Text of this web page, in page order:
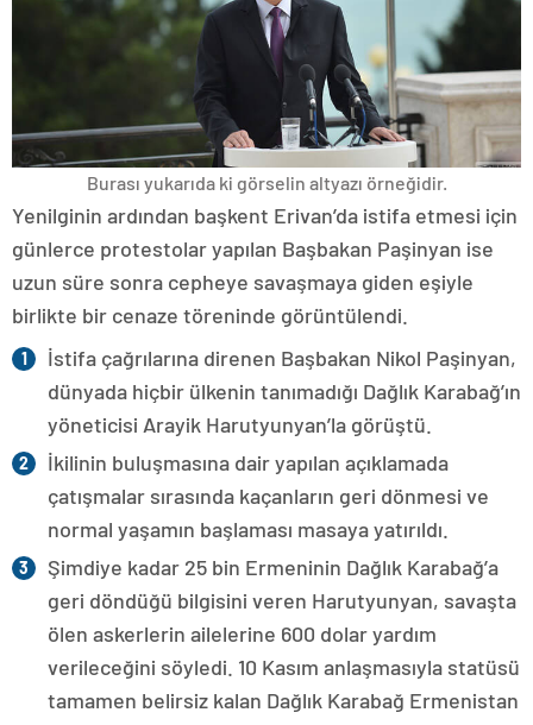
Burası yukarıda ki görselin altyazı örneğidir.
Yenilginin ardından başkent Erivan’da istifa etmesi için
günlerce protestolar yapılan Başbakan Paşinyan ise
uzun süre sonra cepheye savaşmaya giden eşiyle
birlikte bir cenaze töreninde görüntülendi.
İstifa çağrılarına direnen Başbakan Nikol Paşinyan,
dünyada hiçbir ülkenin tanımadığı Dağlık Karabağ’ın
yöneticisi Arayik Harutyunyan’la görüştü.
İkilinin buluşmasına dair yapılan açıklamada
çatışmalar sırasında kaçanların geri dönmesi ve
normal yaşamın başlaması masaya yatırıldı.
Şimdiye kadar 25 bin Ermeninin Dağlık Karabağ’a
geri döndüğü bilgisini veren Harutyunyan, savaşta
ölen askerlerin ailelerine 600 dolar yardım
verileceğini söyledi. 10 Kasım anlaşmasıyla statüsü
tamamen belirsiz kalan Dağlık Karabağ Ermenistan